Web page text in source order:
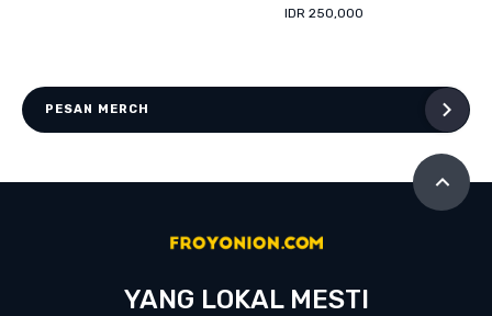
IDR 250,000
PESAN MERCH
YANG LOKAL MESTI